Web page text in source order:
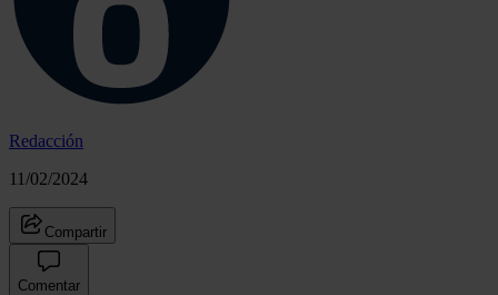
Redacción
11/02/2024
Compartir
Comentar